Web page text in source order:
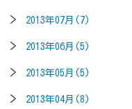
2013年07月(7)
2013年06月(5)
2013年05月(5)
2013年04月(8)